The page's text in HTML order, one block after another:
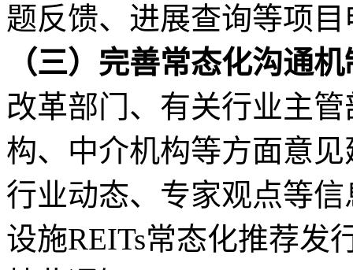
题反馈、进展查询等项
（三）完善常态化沟通
改革部门、有关行业主
构、中介机构等方面意
行业动态、专家观点等
设施REITs常态化推荐发